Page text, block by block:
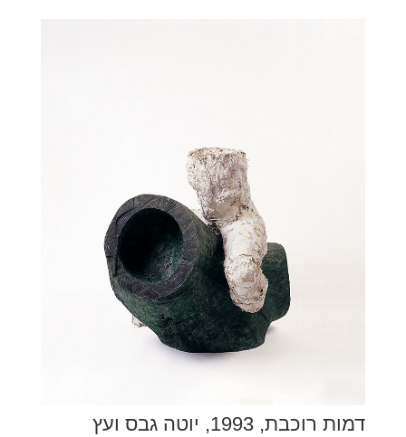
דמות רוכבת, 1993, יוטה גבס ועץ